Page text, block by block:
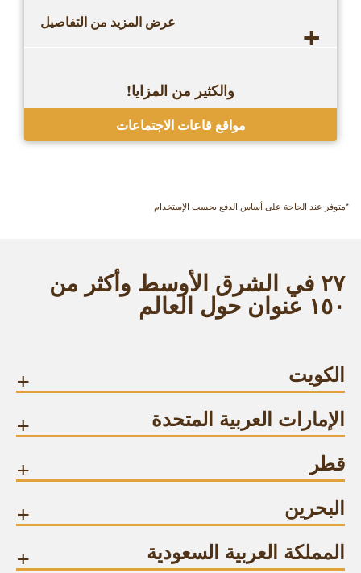
عرض المزيد من التفاصيل +
والكثير من المزايا!
حجوزات مرة واحدة بدون الحاجة لعقود
مواقع قاعات الاجتماعات
*متوفر عند الحاجة على أساس الدفع بحسب الإستخدام
٢٧ في الشرق الأوسط وأكثر من
۱٥۰ عنوان حول العالم
الكويت +
الإمارات العربية المتحدة +
قطر +
البحرين +
المملكة العربية السعودية +